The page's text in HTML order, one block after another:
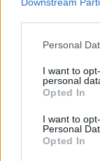
Personal
I want to
personal
Opted In
I want to
Personal
Opted In
Voir la
Chanson